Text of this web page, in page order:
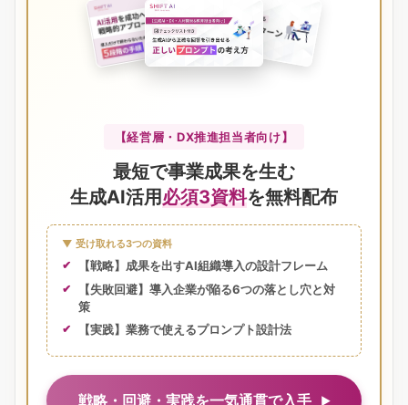
【経営層・DX推進担当者向け】
最短で事業成果を生む
生成AI活用必須3資料を無料配布
▼ 受け取れる3つの資料
【戦略】成果を出すAI組織導入の設計フレーム
【失敗回避】導入企業が陥る6つの落とし穴と対
策
【実践】業務で使えるプロンプト設計法
戦略・回避・実践を一気通貫で入手